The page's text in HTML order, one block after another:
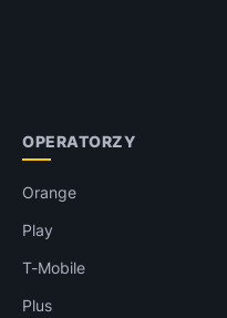
OPERATORZY
Orange
Play
T-Mobile
Plus